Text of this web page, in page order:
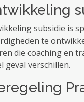
subsidie ​​is
te
die coaching en
geval verschillen.